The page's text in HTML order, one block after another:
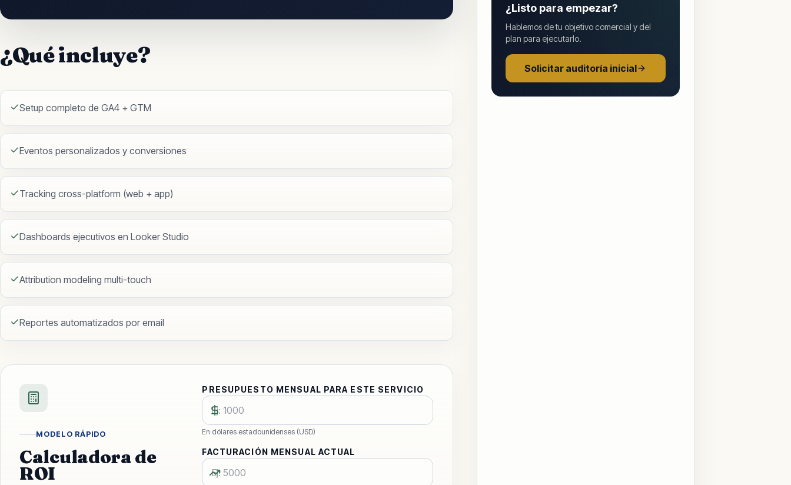
¿Qué incluye?
Setup completo de GA4 + GTM
Eventos personalizados y conversiones
Tracking cross-platform (web + app)
Dashboards ejecutivos en Looker Studio
Attribution modeling multi-touch
Reportes automatizados por email
MODELO RÁPIDO
Calculadora de
ROI
PRESUPUESTO MENSUAL PARA ESTE SERVICIO
En dólares estadounidenses (USD)
FACTURACIÓN MENSUAL ACTUAL
¿Listo para empezar?
Hablemos de tu objetivo comercial y del
plan para ejecutarlo.
Solicitar auditoría inicial